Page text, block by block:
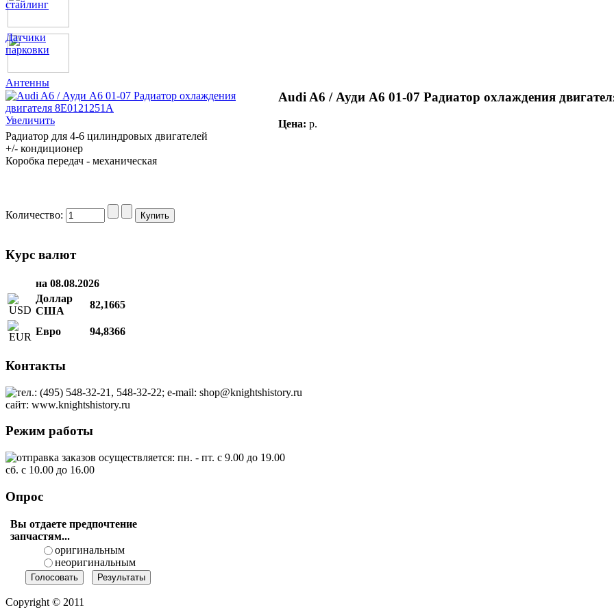
стайлинг
Датчики
парковки
Антенны
Увеличить
Audi A6 / Ауди А6 01-07 Радиатор охлаждения
Цена:p.
Радиатор для 4-6 цилиндровых двигателей
+/- кондиционер
Коробка передач - механическая
Количество:
Курс валют
на 08.08.2026
Доллар
США
82,1665
Евро 94,8366
Контакты
тел.: (495) 548-32-21, 548-32-22; e-mail: shop@knightshistory.ru
сайт: www.knightshistory.ru
Режим работы
отправка заказов осуществляется: пн. - пт. с 9.00 до 19.00
сб. с 10.00 до 16.00
Опрос
Вы отдаете предпочтение
запчастям...
оригинальным
неоригинальным
Copyright © 2011